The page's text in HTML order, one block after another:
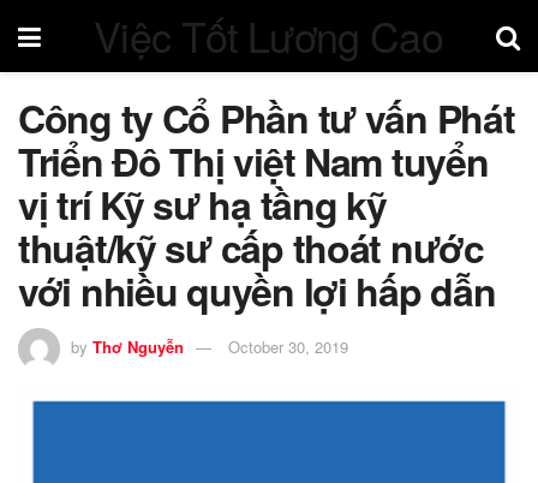
Việc Tốt Lương Cao
Công ty Cổ Phần tư vấn Phát
Triển Đô Thị việt Nam tuyển
vị trí Kỹ sư hạ tầng kỹ
thuật/kỹ sư cấp thoát nước
với nhiều quyền lợi hấp dẫn
by Thơ Nguyễn October 30, 2019